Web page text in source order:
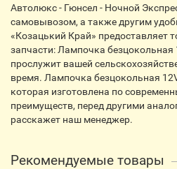
Автолюкс - Гюнсел - Ночной
самовывозом, а также другим
«Козацький Край» предоставляет
запчасти: Лампочка
прослужит вашей
время. Лампочка безцокольная
которая изготовлена по
преимуществ, перед другими
расскажет наш менеджер.
Рекомендуемые товары